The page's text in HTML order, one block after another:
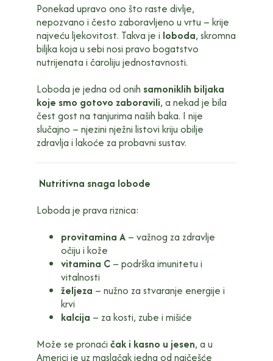
Ponekad upravo ono što raste divlje,
nepozvano i često zaboravljeno u vrtu – krije
najveću ljekovitost. Takva je i loboda, skromna
biljka koja u sebi nosi pravo bogatstvo
nutrijenata i čaroliju jednostavnosti.
Loboda je jedna od onih samoniklih biljaka
koje smo gotovo zaboravili, a nekad je bila
čest gost na tanjurima naših baka. I nije
slučajno – njezini nježni listovi kriju obilje
zdravlja i lakoće za probavni sustav.
Nutritivna snaga lobode
Loboda je prava riznica:
provitamina A– važnog za zdravlje
očiju i kože
vitamina C– podrška imunitetu i
vitalnosti
željeza – nužno za stvaranje energije i
krvi
kalcija – za kosti, zube i mišiće
Može se pronaći čak i kasno u jesen, a u
Americi je uz maslačak jedna od najčešće